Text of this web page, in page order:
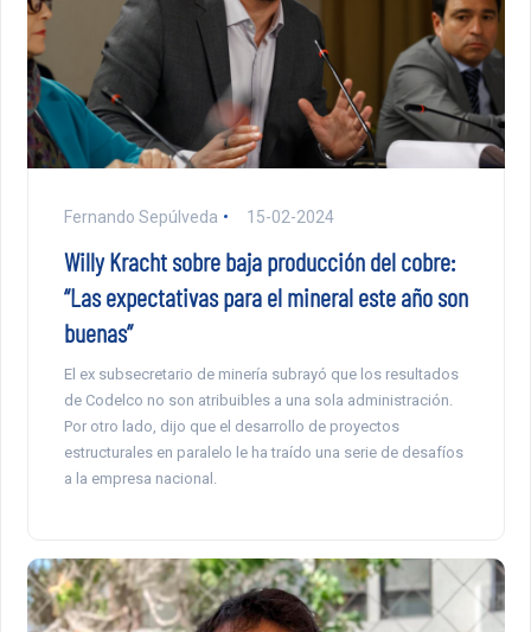
Fernando Sepúlveda 15-02-2024
Willy Kracht sobre baja producción del cobre:
“Las expectativas para el mineral este año son
buenas”
El ex subsecretario de minería subrayó que los resultados
de Codelco no son atribuibles a una sola administración.
Por otro lado, dijo que el desarrollo de proyectos
estructurales en paralelo le ha traído una serie de desafíos
a la empresa nacional.